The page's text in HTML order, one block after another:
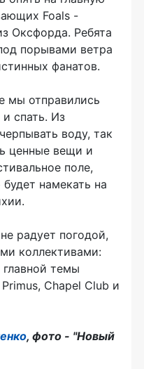
Foals -
Оксфорда. Ребята
порывами ветра
фанатов.
мы отправились
спать. Из
воду, так
ценные вещи и
поле,
намекать на
радует погодой,
коллективами:
темы
Chapel Club и
, фото - "Новый